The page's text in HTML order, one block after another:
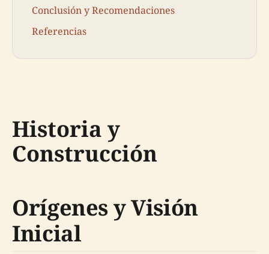
Conclusión y Recomendaciones
Referencias
Historia y
Construcción
Orígenes y Visión
Inicial